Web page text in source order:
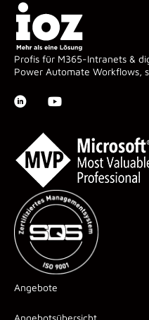
Profis für M365-Intranets &
Power Automate Workflows,
Angebote